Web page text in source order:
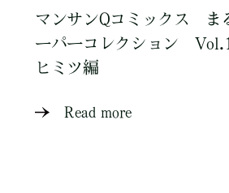
マンサンQコミックス
ーパーコレクション
ヒミツ編
Read more